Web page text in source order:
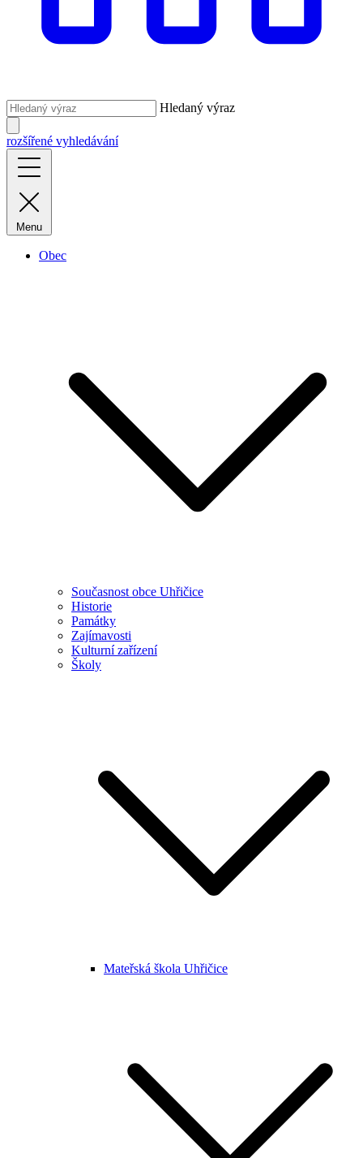
Hledaný výraz
rozšířené vyhledávání
Menu
Obec
Současnost obce Uhřičice
Historie
Památky
Zajímavosti
Kulturní zařízení
Školy
Mateřská škola Uhřičice